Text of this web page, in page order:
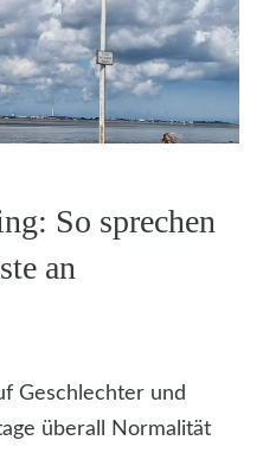
So sprechen
an
Geschlechter und
überall Normalität